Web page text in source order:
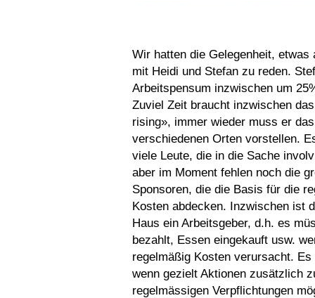
Wir hatten die Gelegenheit, etwas
mit Heidi und Stefan zu reden.
Arbeitspensum inzwischen um
Zuviel Zeit braucht inzwischen
rising», immer wieder muss er
verschiedenen Orten vorstellen.
viele Leute, die in die Sache
aber im Moment fehlen noch die
Sponsoren, die die Basis für die
Kosten abdecken. Inzwischen ist
Haus ein Arbeitsgeber, d.h. es
bezahlt, Essen eingekauft usw.
regelmäßig Kosten verursacht.
wenn gezielt Aktionen zusätzlich
regelmässigen Verpflichtungen